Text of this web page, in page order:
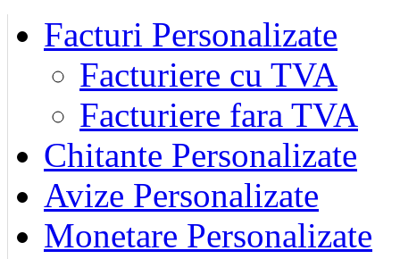
Facturi Personalizate
Facturiere cu TVA
Facturiere fara TVA
Chitante Personalizate
Avize Personalizate
Monetare Personalizate